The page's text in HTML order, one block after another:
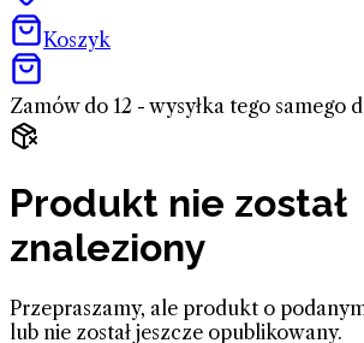
Koszyk
Zamów do 12 - wysyłka tego samego
Produkt nie został
znaleziony
Przepraszamy, ale produkt o
lub nie został jeszcze opublikowany.